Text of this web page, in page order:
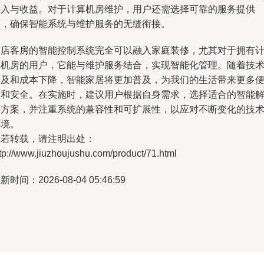
与收益。对于计算机房维护，用户还需选择可靠的服务提供
确保智能系统与维护服务的无缝衔接。
客房的智能控制系统完全可以融入家庭装修，尤其对于拥有计
房的用户，它能与维护服务结合，实现智能化管理。随着技术
和成本下降，智能家居将更加普及，为我们的生活带来更多便
安全。在实施时，建议用户根据自身需求，选择适合的智能解
案，并注重系统的兼容性和可扩展性，以应对不断变化的技术
。
转载，请注明出处：
www.jiuzhoujushu.com/product/71.html
时间：2026-08-04 05:46:59